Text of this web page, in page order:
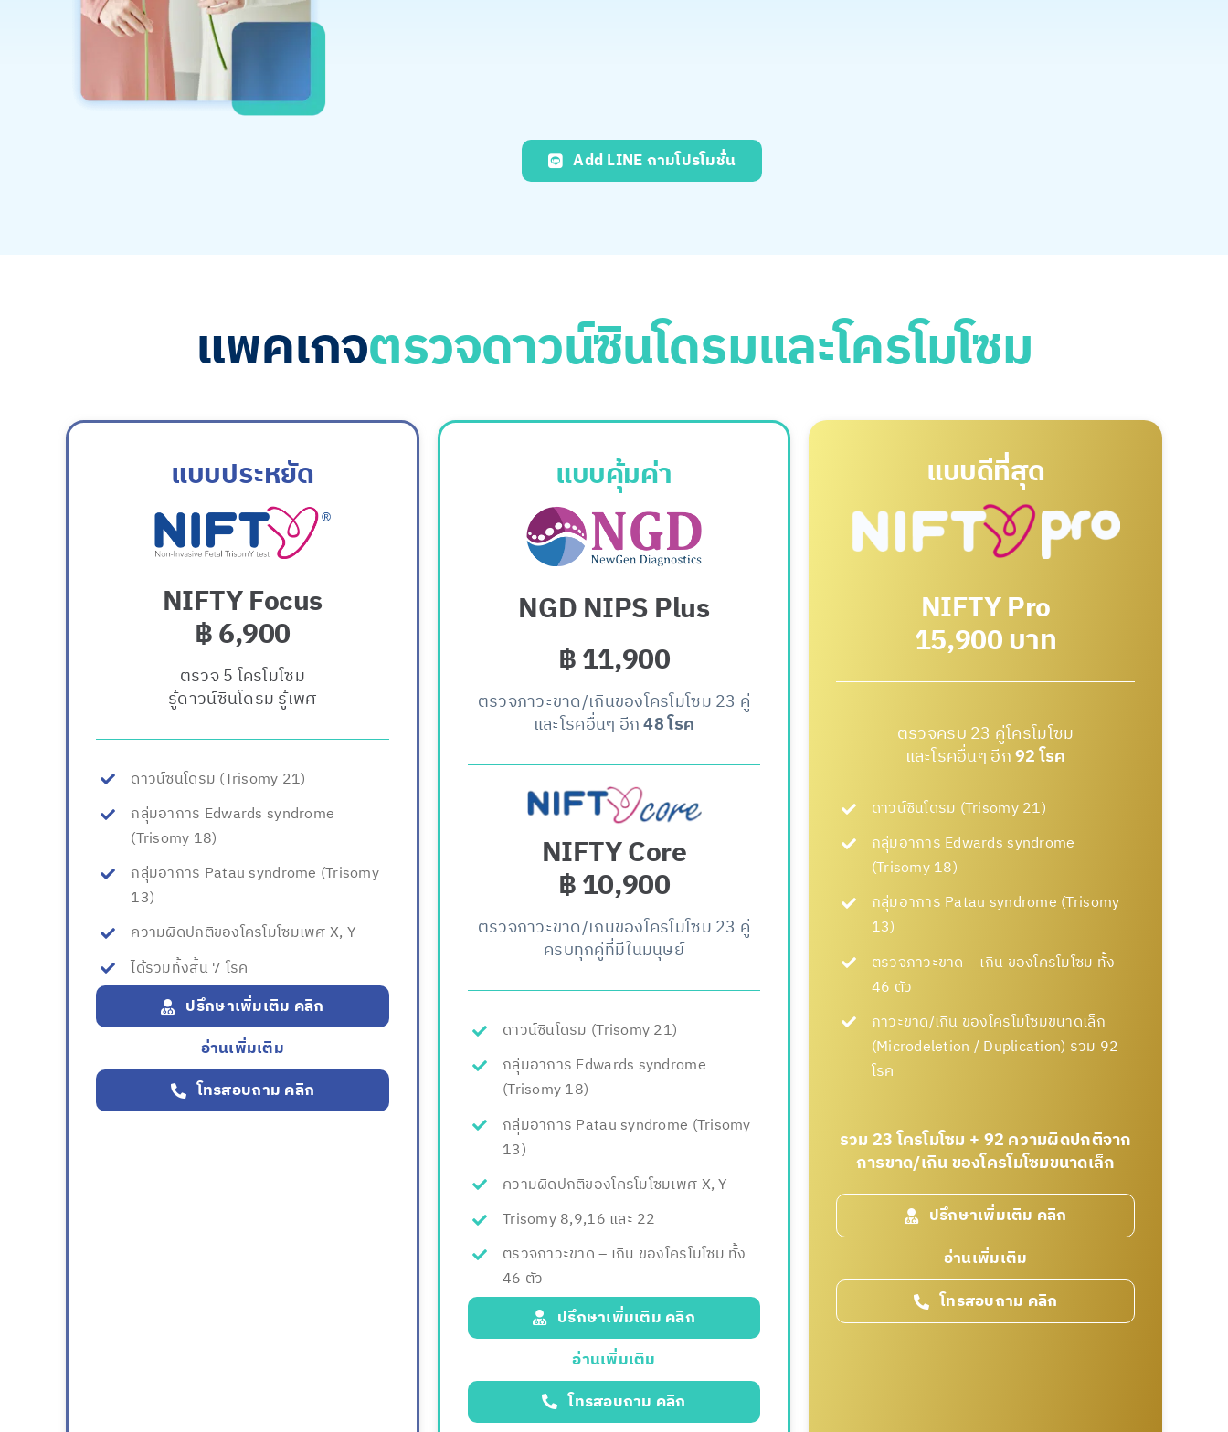
Add LINE ถามโปรโมชั่น
แพคเกจตรวจดาวน์ซินโดรมและโครโมโซม
แบบประหยัด
NIFTY Focus
฿ 6,900
ตรวจ 5 โครโมโซม
รู้ดาวน์ซินโดรม รู้เพศ
ดาวน์ซินโดรม (Trisomy 21)
กลุ่มอาการ Edwards syndrome
(Trisomy 18)
กลุ่มอาการ Patau syndrome (Trisomy
13)
ความผิดปกติของโครโมโซมเพศ X, Y
ได้รวมทั้งสิ้น 7 โรค
ปรึกษาเพิ่มเติม คลิก
อ่านเพิ่มเติม
โทรสอบถาม คลิก
แบบคุ้มค่า
NGD NIPS Plus
฿ 11,900
ตรวจภาวะขาด/เกินของโครโมโซม 23 คู่
และโรคอื่นๆ อีก48 โรค
NIFTY Core
฿ 10,900
ตรวจภาวะขาด/เกินของโครโมโซม 23 คู่
ครบทุกคู่ที่มีในมนุษย์
ดาวน์ซินโดรม (Trisomy 21)
กลุ่มอาการ Edwards syndrome
(Trisomy 18)
กลุ่มอาการ Patau syndrome (Trisomy
13)
ความผิดปกติของโครโมโซมเพศ X, Y
Trisomy 8,9,16 และ 22
ตรวจภาวะขาด – เกิน ของโครโมโซม ทั้ง
46 ตัว
ปรึกษาเพิ่มเติม คลิก
อ่านเพิ่มเติม
โทรสอบถาม คลิก
แบบดีที่สุด
NIFTY Pro
15,900 บาท
ตรวจครบ 23 คู่โครโมโซม
และโรคอื่นๆ อีก92 โรค
ดาวน์ซินโดรม (Trisomy 21)
กลุ่มอาการ Edwards syndrome
(Trisomy 18)
กลุ่มอาการ Patau syndrome (Trisomy
13)
ตรวจภาวะขาด – เกิน ของโครโมโซม ทั้ง
46 ตัว
ภาวะขาด/เกิน ของโครโมโซมขนาดเล็ก
(Microdeletion / Duplication) รวม 92
โรค
รวม 23 โครโมโซม + 92 ความผิดปกติจาก
การขาด/เกิน ของโครโมโซมขนาดเล็ก
ปรึกษาเพิ่มเติม คลิก
อ่านเพิ่มเติม
โทรสอบถาม คลิก